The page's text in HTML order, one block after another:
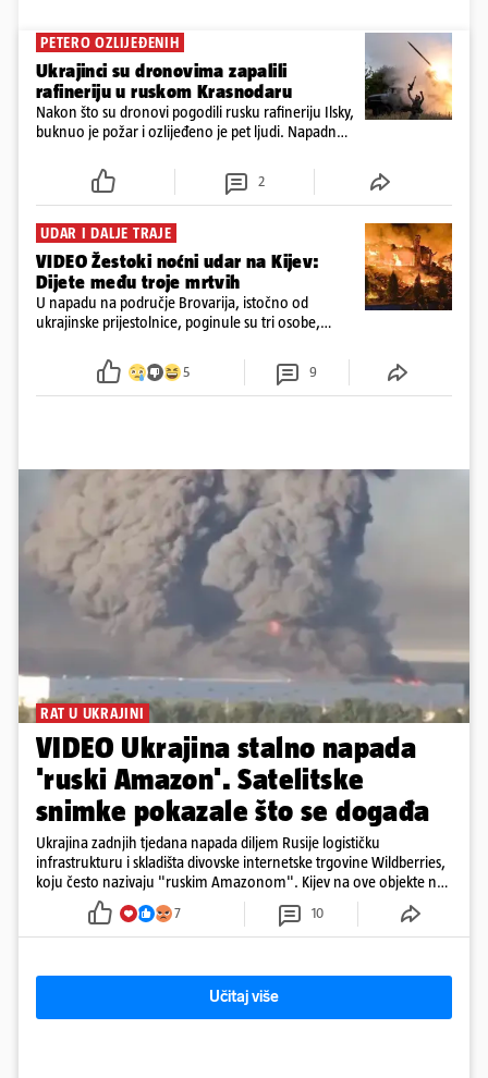
PETERO OZLIJEĐENIH
Ukrajinci su dronovima zapalili
rafineriju u ruskom Krasnodaru
Nakon što su dronovi pogodili rusku rafineriju Ilsky,
buknuo je požar i ozlijeđeno je pet ljudi. Napadnut
srušila 397 dronova
2
UDAR I DALJE TRAJE
VIDEO Žestoki noćni udar na Kijev:
Dijete među troje mrtvih
U napadu na područje Brovarija, istočno od
ukrajinske prijestolnice, poginule su tri osobe,
5 9
RAT U UKRAJINI
VIDEO Ukrajina stalno napada
'ruski Amazon'. Satelitske
snimke pokazale što se događa
Ukrajina zadnjih tjedana napada diljem Rusije logističku
infrastrukturu i skladišta divovske internetske trgovine Wildberries,
koju često nazivaju "ruskim Amazonom". Kijev na ove objekte ne
gleda samo kao na obična trgovačka skladišta, već tvrdi da ih ruske
snage koriste i za vojne potrebe, odnosno za skladištenje i
distribuciju dijelova za dronove i druge opreme koja se koristi u
bombardiranja ukrajinske poštanske i logističke infrastrukture te
kao način da se ekonomske posljedice rata prenesu dublje na ruski
teritorij i približe običnim građanima.
7 10
Učitaj više